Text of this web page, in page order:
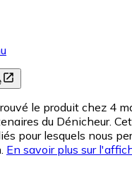
le produit chez 4
du Dénicheur.
pour lesquels nous
En savoir plus sur